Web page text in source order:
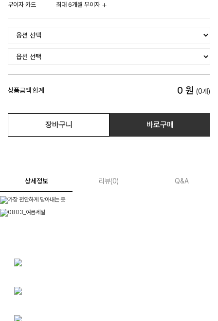
무이자 카드 최대 6개월 무이자
상품금액 합계 0 원 (0개)
장바구니 바로구매
상세정보 리뷰(0) Q&A